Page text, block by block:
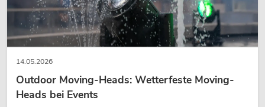
14.05.2026
Outdoor Moving-Heads: Wetterfeste Moving-
Heads bei Events